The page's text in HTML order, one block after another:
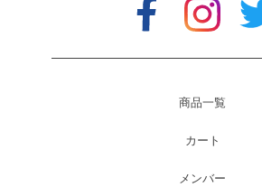
商品一覧
カート
メンバー